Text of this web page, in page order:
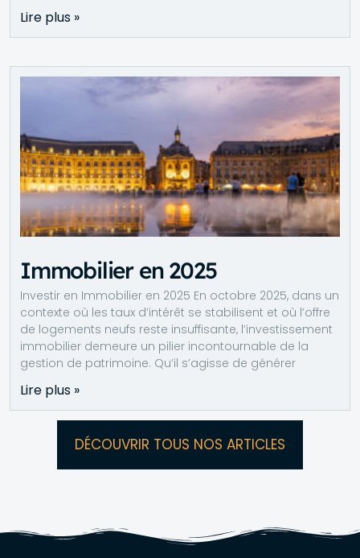
Lire plus »
Immobilier en 2025
Investir en Immobilier en 2025 En octobre 2025, dans un
contexte où les taux d’intérêt se stabilisent et où l’offre
de logements neufs reste insuffisante, l’investissement
immobilier demeure un pilier incontournable de la
gestion de patrimoine. Qu’il s’agisse de générer
Lire plus »
DÉCOUVRIR TOUS NOS ARTICLES